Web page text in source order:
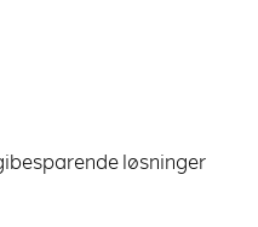
løsninger